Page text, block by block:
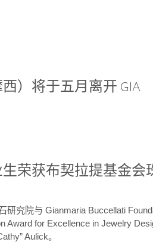
西）将于五月离开 GIA
荣获布契拉提基金会
研究院与 Gianmaria Buccellati
Award for Excellence in Jewelry
Aulick。